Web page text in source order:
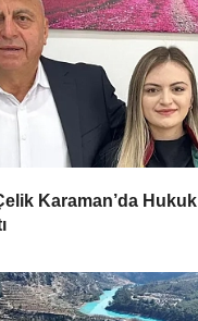
Karaman’da Hukuk